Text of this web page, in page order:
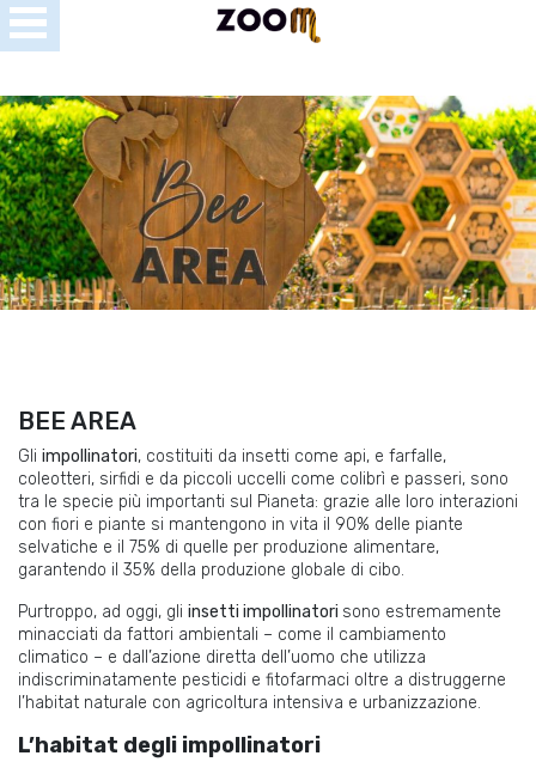
BEE AREA
Gli impollinatori, costituiti da insetti come api, e farfalle,
coleotteri, sirfidi e da piccoli uccelli come colibrì e passeri, sono
tra le specie più importanti sul Pianeta: grazie alle loro interazioni
con fiori e piante si mantengono in vita il 90% delle piante
selvatiche e il 75% di quelle per produzione alimentare,
garantendo il 35% della produzione globale di cibo.
Purtroppo, ad oggi, gli insetti impollinatori sono estremamente
minacciati da fattori ambientali – come il cambiamento
climatico – e dall’azione diretta dell’uomo che utilizza
indiscriminatamente pesticidi e fitofarmaci oltre a distruggerne
l’habitat naturale con agricoltura intensiva e urbanizzazione.
L’habitat degli impollinatori